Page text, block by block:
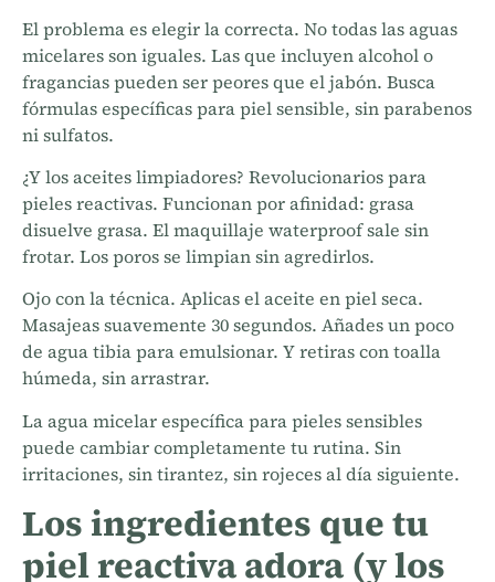
El problema es elegir la correcta. No todas las aguas
micelares son iguales. Las que incluyen alcohol o
fragancias pueden ser peores que el jabón. Busca
fórmulas específicas para piel sensible, sin parabenos
ni sulfatos.
¿Y los aceites limpiadores? Revolucionarios para
pieles reactivas. Funcionan por afinidad: grasa
disuelve grasa. El maquillaje waterproof sale sin
frotar. Los poros se limpian sin agredirlos.
Ojo con la técnica. Aplicas el aceite en piel seca.
Masajeas suavemente 30 segundos. Añades un poco
de agua tibia para emulsionar. Y retiras con toalla
húmeda, sin arrastrar.
Laagua micelarespecífica para pieles sensibles
puede cambiar completamente tu rutina. Sin
irritaciones, sin tirantez, sin rojeces al día siguiente.
Los ingredientes que tu
piel reactiva adora (y los